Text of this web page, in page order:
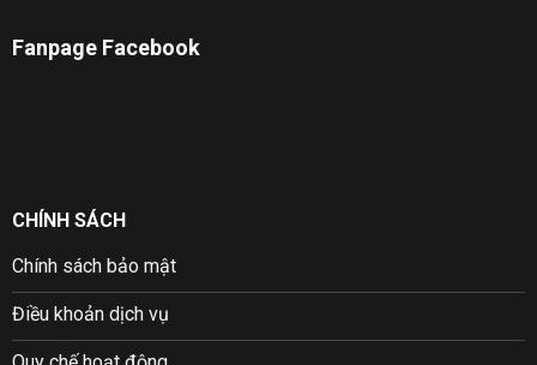
Fanpage Facebook
CHÍNH SÁCH
Chính sách bảo mật
Điều khoản dịch vụ